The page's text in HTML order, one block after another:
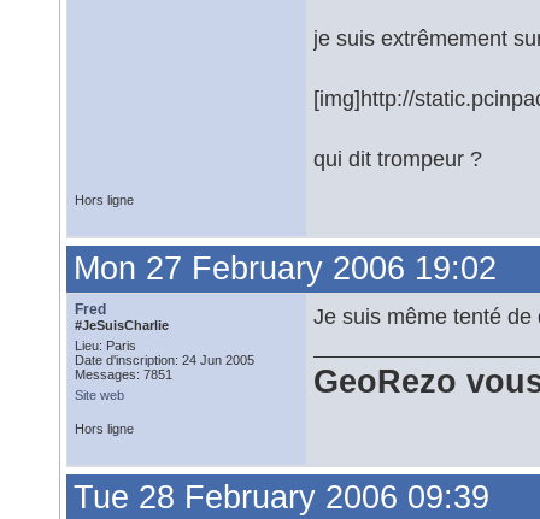
je suis extrêmement
[img]http://
qui dit trompeur ?
Hors ligne
Mon 27 February 2006 19:02
Fred
#JeSuisCharlie
Lieu: Paris
Date d'inscription: 24 Jun 2005
Messages: 7851
Site web
Je suis même tenté
GeoRezo
Hors ligne
Tue 28 February 2006 09:39